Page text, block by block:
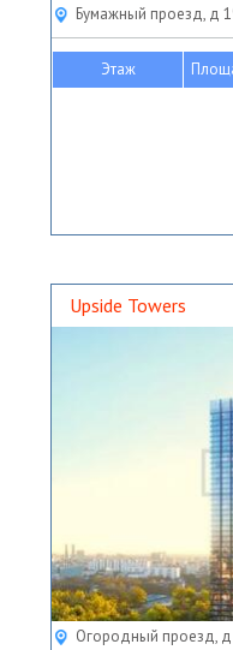
Бумажный проезд, д
Этаж
Upside Towers
Огородный проезд,